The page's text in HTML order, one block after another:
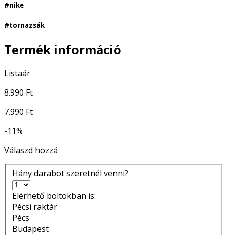
#nike
#tornazsák
Termék információ
Listaár
8.990 Ft
7.990 Ft
-11%
Válaszd hozzá
Hány darabot szeretnél venni?
Elérhető boltokban is:
Pécsi raktár
Pécs
Budapest